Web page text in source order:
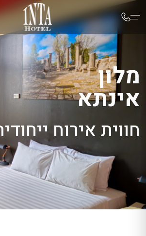
מלון
אינתא
חווית אירוח